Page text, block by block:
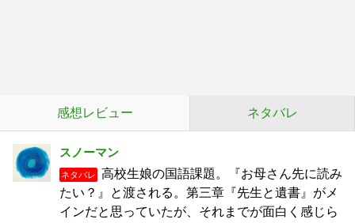
感想レビュー ネタバレ
スノーマン
ネタバレ
高校生娘の国語課題。『お母さん先に読み
たい？』と渡される。第三章『先生と遺書』がメ
インだと思っていたが、それまでが面白く感じら